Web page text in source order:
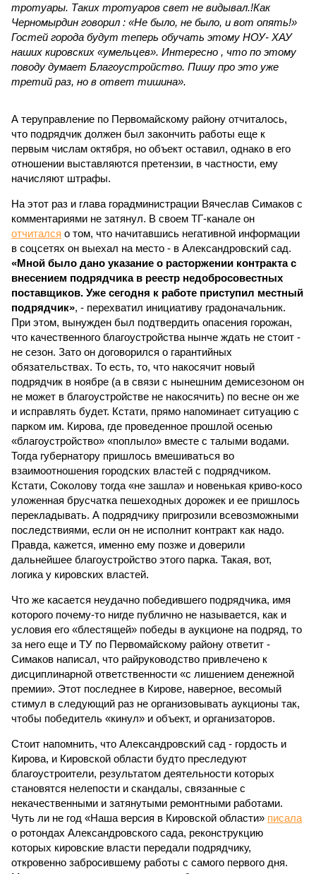
тротуары. Таких тротуаров свет не видывал.!Как
Черномырдин говорил : «Не было, не было, и вот опять!»
Гостей города будут теперь обучать этому НОУ- ХАУ
наших кировских «умельцев». Интересно , что по этому
поводу думает Благоустройство. Пишу про это уже
третий раз, но в ответ тишина».
А теруправление по Первомайскому району отчиталось,
что подрядчик должен был закончить работы еще к
первым числам октября, но объект оставил, однако в его
отношении выставляются претензии, в частности, ему
начисляют штрафы.
На этот раз и глава горадминистрации Вячеслав Симаков с
комментариями не затянул. В своем ТГ-канале он
отчитался о том, что начитавшись негативной информации
в соцсетях он выехал на место - в Александровский сад.
«Мной было дано указание о расторжении контракта с
внесением подрядчика в реестр недобросовестных
поставщиков. Уже сегодня к работе приступил местный
подрядчик», - перехватил инициативу градоначальник.
При этом, вынужден был подтвердить опасения горожан,
что качественного благоустройства нынче ждать не стоит -
не сезон. Зато он договорился о гарантийных
обязательствах. То есть, то, что накосячит новый
подрядчик в ноябре (а в связи с нынешним демисезоном он
не может в благоустройстве не накосячить) по весне он же
и исправлять будет. Кстати, прямо напоминает ситуацию с
парком им. Кирова, где проведенное прошлой осенью
«благоустройство» «поплыло» вместе с талыми водами.
Тогда губернатору пришлось вмешиваться во
взаимоотношения городских властей с подрядчиком.
Кстати, Соколову тогда «не зашла» и новенькая криво-косо
уложенная брусчатка пешеходных дорожек и ее пришлось
перекладывать. А подрядчику пригрозили всевозможными
последствиями, если он не исполнит контракт как надо.
Правда, кажется, именно ему позже и доверили
дальнейшее благоустройство этого парка. Такая, вот,
логика у кировских властей.
Что же касается неудачно победившего подрядчика, имя
которого почему-то нигде публично не называется, как и
условия его «блестящей» победы в аукционе на подряд, то
за него еще и ТУ по Первомайскому району ответит -
Симаков написал, что райруководство привлечено к
дисциплинарной ответственности «с лишением денежной
премии». Этот последнее в Кирове, наверное, весомый
стимул в следующий раз не организовывать аукционы так,
чтобы победитель «кинул» и объект, и организаторов.
Стоит напомнить, что Александровский сад - гордость и
Кирова, и Кировской области будто преследуют
благоустроители, результатом деятельности которых
становятся нелепости и скандалы, связанные с
некачественными и затянутыми ремонтными работами.
Чуть ли не год «Наша версия в Кировской области» писала
о ротондах Александровского сада, реконструкцию
которых кировские власти передали подрядчику,
откровенно забросившему работы с самого первого дня.